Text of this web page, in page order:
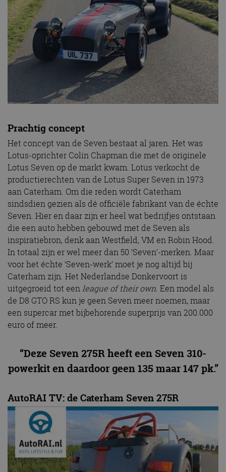
Prachtig concept
Het concept van de Seven bestaat al jaren. Het was
Lotus-oprichter Colin Chapman die met de originele
Lotus Seven op de markt kwam. Lotus verkocht de
productierechten van de Lotus Super Seven in 1973
aan Caterham. Om die reden wordt Caterham
sindsdien gezien als dé officiële fabrikant van de échte
Seven. Hier en daar zijn er heel wat bedrijfjes ontstaan
die een auto hebben gebouwd met de Seven als
inspiratiebron, denk aan Westfield, VM en Robin Hood.
In totaal zijn er wel meer dan 50 ‘Seven’-merken. Maar
voor het échte ‘Seven-werk’ moet je nog altijd bij
Caterham zijn. Het Nederlandse Donkervoort is
uitgegroeid tot eenleague of their own. Een model als
de D8 GTO RS kun je geen Seven meer noemen, maar
een supercar met bijbehorende superprijs van 200.000
euro of meer.
“Deze Seven 275R heeft een Seven 310-
powerkit en daardoor geen 135 maar 147 pk.”
AutoRAI TV: de Caterham Seven 275R